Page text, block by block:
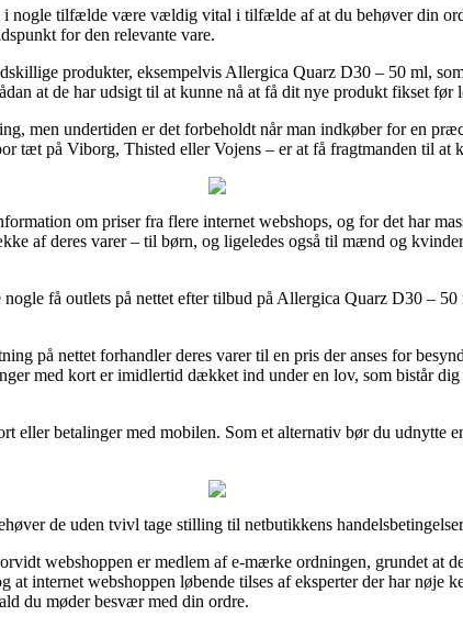
i nogle tilfælde være vældig vital i tilfælde af at du behøver din
for den relevante vare.
produkter, eksempelvis Allergica Quarz D30 – 50 ml,
at de har udsigt til at kunne nå at få dit nye produkt fikset før
men undertiden er det forbeholdt når man indkøber for en
tæt på Viborg, Thisted eller Vojens – er at få fragtmanden til at
om priser fra flere internet webshops, og for det har
af deres varer – til børn, og ligeledes også til mænd og
få outlets på nettet efter tilbud på Allergica Quarz D30 – 50
på nettet forhandler deres varer til en pris der anses for
med kort er imidlertid dækket ind under en lov, som bistår
eller betalinger med mobilen. Som et alternativ bør du udnytte
de uden tvivl tage stilling til netbutikkens
webshoppen er medlem af e-mærke ordningen, grundet at
at internet webshoppen løbende tilses af eksperter der har nøje
du møder besvær med din ordre.